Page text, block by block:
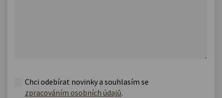
Chci odebírat novinky a souhlasím se
zpracováním osobních údajů.